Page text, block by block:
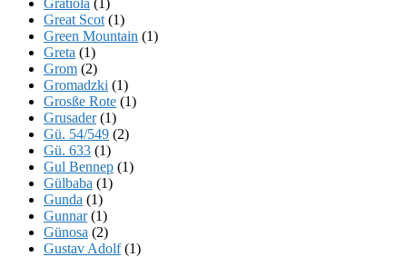
Great Scot (1)
Green Mountain (1)
Greta (1)
Grom (2)
Gromadzki (1)
Grosße Rote (1)
Grusader(1)
Gü. 54/549 (2)
Gü. 633 (1)
Gul Bennep (1)
Gülbaba (1)
Gunda (1)
Gunnar(1)
Günosa (2)
Gustav Adolf(1)